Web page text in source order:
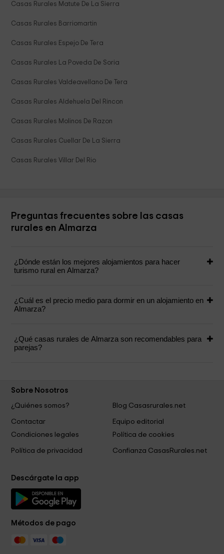
Casas Rurales Matute De La Sierra
Casas Rurales Barriomartin
Casas Rurales Espejo De Tera
Casas Rurales La Poveda De Soria
Casas Rurales Valdeavellano De Tera
Casas Rurales Aldehuela Del Rincon
Casas Rurales Molinos De Razon
Casas Rurales Cuellar De La Sierra
Casas Rurales Villar Del Rio
Preguntas frecuentes sobre las casas
rurales en Almarza
¿Dónde están los mejores alojamientos para hacer
turismo rural en Almarza?
¿Cuál es el precio medio para dormir en un alojamiento en
Almarza?
¿Qué casas rurales de Almarza son recomendables para
parejas?
Sobre Nosotros
¿Quiénes somos?
Blog Casasrurales.net
Contactar
Equipo editorial
Condiciones legales
Política de cookies
Política de privacidad Confianza CasasRurales.net
Descárgate la app
Métodos de pago